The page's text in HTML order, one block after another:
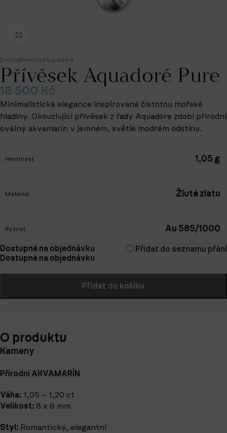
Domů /Kolekce /Aquadoré
Přívěsek Aquadoré Pure
18 500 Kč
Minimalistická elegance inspirovaná čistotou mořské
hladiny. Okouzlující přívěsek z řady Aquadóre zdobí přírodní
oválný akvamarín v jemném, světle modrém odstínu.
Hmotnost 1,05 g
Materiál Žluté zlato
Ryzost Au 585/1000
Dostupné na objednávku
Přidat do seznamu přání
Dostupné na objednávku
Přidat do košíku
O produktu
Kameny
Přírodní AKVAMARÍN
Váha: 1,05 – 1,20 ct
Velikost: 8 x 6 mm
Styl: Romantický, elegantní